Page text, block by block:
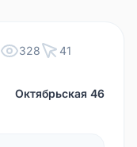
328 41
Октябрьская 46